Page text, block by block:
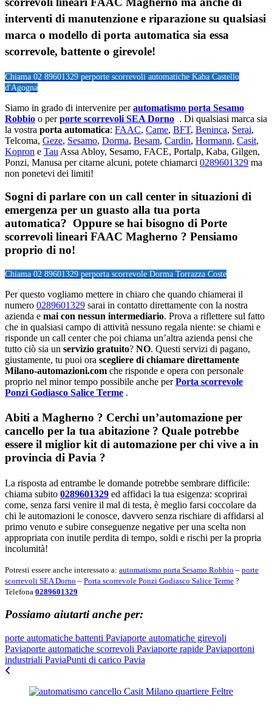
interventi di manutenzione e riparazione su qualsiasi
marca o modello di porta automatica sia essa
scorrevole, battente o girevole!
Chiama 02 89601329 perporte scorrevoli automatiche Kaba Castello
d'Agogna
Siamo in grado di intervenire perautomatismo porta Sesamo
Robbio o perporte scorrevoli SEA Dorno . Di qualsiasi marca sia
la vostra porta automatica: FAAC, Came, BFT, Beninca, Serai,
Telcoma, Geze, Sesamo, Dorma, Besam, Cardin, Hormann, Casit,
Kopron e Tau Assa Abloy, Sesamo, FACE, Portalp, Kaba, Gilgen,
Ponzi, Manusa per citarne alcuni, potete chiamarci 0289601329 ma
non ponetevi dei limiti!
Sogni di parlare con un call center in situazioni di
emergenza per un guasto alla tua porta
automatica? Oppure se hai bisogno di Porte
scorrevoli lineari FAAC Magherno ? Pensiamo
proprio di no!
Chiama 02 89601329 perporta scorrevole Dorma Torrazza Coste
Per questo vogliamo mettere in chiaro che quando chiamerai il
numero 0289601329 sarai in contatto direttamente con la nostra
azienda e mai con nessun intermediario. Prova a riflettere sul fatto
che in qualsiasi campo di attività nessuno regala niente: se chiami e
risponde un call center che poi chiama un’altra azienda pensi che
tutto ciò sia un servizio gratuito? NO. Questi servizi di pagano,
giustamente, tu puoi ora scegliere di chiamare direttamente
Milano-automazioni.com che risponde e opera con personale
proprio nel minor tempo possibile anche perPorta scorrevole
Ponzi Godiasco Salice Terme .
Abiti a Magherno ? Cerchi un’automazione per
cancello per la tua abitazione ? Quale potrebbe
essere il miglior kit di automazione per chi vive a in
provincia di Pavia ?
La risposta ad entrambe le domande potrebbe sembrare difficile:
chiama subito 0289601329 ed affidaci la tua esigenza: scoprirai
come, senza farsi venire il mal di testa, è meglio farsi coccolare da
chi le automazioni le conosce, davvero senza rischiare di affidarsi al
primo venuto e subire conseguenze negative per una scelta non
appropriata con inutile perdita di tempo, soldi e rischi per la propria
incolumità!
Potresti essere anche interessato a: automatismo porta Sesamo Robbio – porte
scorrevoli SEA Dorno – Porta scorrevole Ponzi Godiasco Salice Terme ?
Telefona 0289601329
Possiamo aiutarti anche per:
porte automatiche battenti Paviaporte automatiche girevoli
Paviaporte automatiche scorrevoli Paviaporte rapide Paviaportoni
industriali PaviaPunti di carico Pavia
Navigazione
articoli